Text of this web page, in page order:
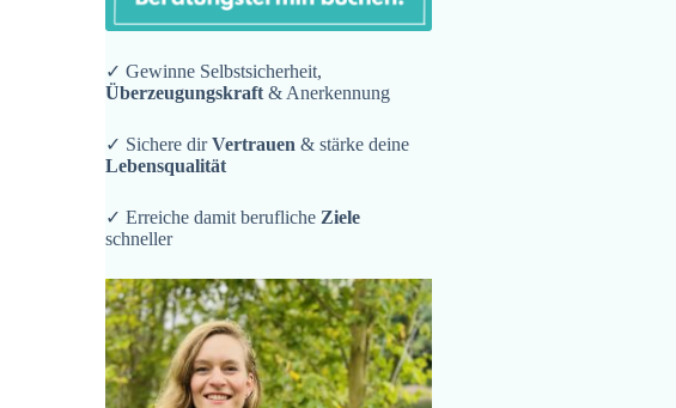
✓ Gewinne Selbstsicherheit,
Überzeugungskraft & Anerkennung
✓ Sichere dirVertrauen & stärke deine
Lebensqualität
✓ Erreiche damit berufliche Ziele
schneller